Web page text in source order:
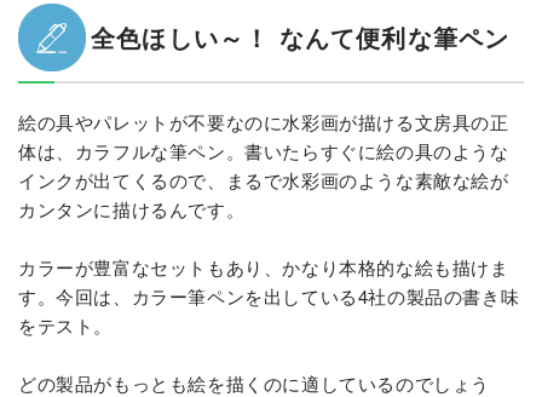
全色ほしい～！ なんて便利な筆ペン
絵の具やパレットが不要なのに水彩画が描ける文房具の正
体は、カラフルな筆ペン。書いたらすぐに絵の具のような
インクが出てくるので、まるで水彩画のような素敵な絵が
カンタンに描けるんです。
カラーが豊富なセットもあり、かなり本格的な絵も描けま
す。今回は、カラー筆ペンを出している4社の製品の書き味
をテスト。
どの製品がもっとも絵を描くのに適しているのでしょう